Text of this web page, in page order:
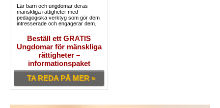
Lär barn och ungdomar deras
mänskliga rättigheter med
pedagogiska verktyg som gör dem
intresserade och engagerar dem.
Beställ ett GRATIS
Ungdomar för mänskliga
rättigheter –
informationspaket
TA REDA PÅ MER »